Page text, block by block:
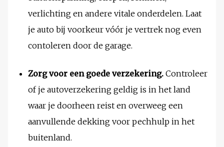
verlichting en andere vitale onderdelen. Laat
je auto bij voorkeur vóór je vertrek nog even
contoleren door de garage.
Zorg voor een goede verzekering. Controleer
of je autoverzekering geldig is in het land
waar je doorheen reist en overweeg een
aanvullende dekking voor pechhulp in het
buitenland.